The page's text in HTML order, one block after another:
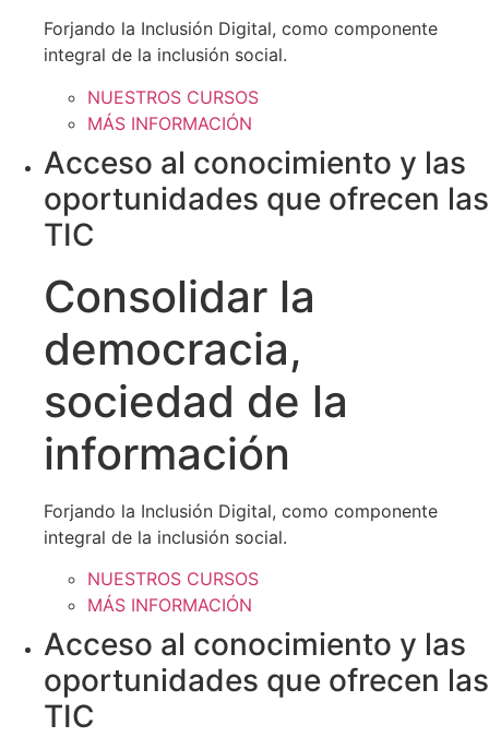
Forjando la Inclusión Digital, como componente
integral de la inclusión social.
NUESTROS CURSOS
MÁS INFORMACIÓN
Acceso al conocimiento y las
oportunidades que ofrecen las
TIC
Consolidar la
democracia,
sociedad de la
información
Forjando la Inclusión Digital, como componente
integral de la inclusión social.
NUESTROS CURSOS
MÁS INFORMACIÓN
Acceso al conocimiento y las
oportunidades que ofrecen las
TIC